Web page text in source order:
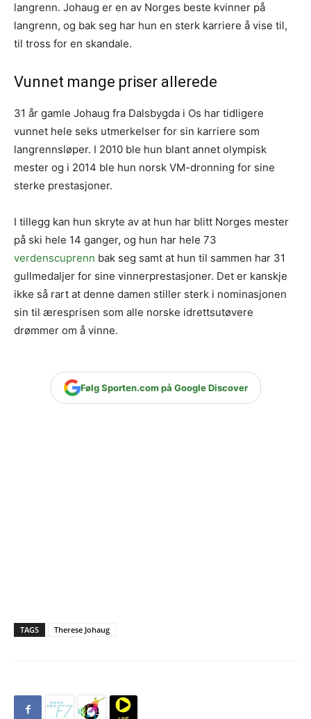
langrenn. Johaug er en av Norges beste kvinner på
langrenn, og bak seg har hun en sterk karriere å vise til,
til tross for en skandale.
Vunnet mange priser allerede
31 år gamle Johaug fra Dalsbygda i Os har tidligere
vunnet hele seks utmerkelser for sin karriere som
langrennsløper. I 2010 ble hun blant annet olympisk
mester og i 2014 ble hun norsk VM-dronning for sine
sterke prestasjoner.
I tillegg kan hun skryte av at hun har blitt Norges mester
på ski hele 14 ganger, og hun har hele 73
verdenscuprenn bak seg samt at hun til sammen har 31
gullmedaljer for sine vinnerprestasjoner. Det er kanskje
ikke så rart at denne damen stiller sterk i nominasjonen
sin til æresprisen som alle norske idrettsutøvere
drømmer om å vinne.
Følg Sporten.com på Google Discover
TAGS Therese Johaug